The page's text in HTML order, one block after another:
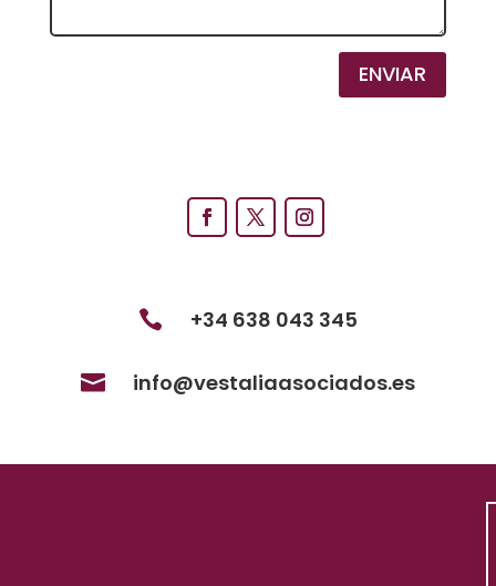
ENVIAR
 +34 638 043 345
 info@vestaliaasociados.es